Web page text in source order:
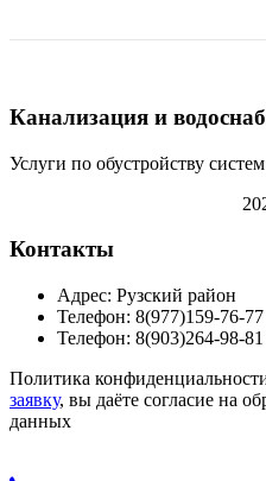
Канализация и
Услуги по обустройству
Контакты
Адрес: Рузский район
Телефон: 8(977)159-76-77
Телефон: 8(903)264-98-81
Политика
заявку, вы даёте согласие на
данных